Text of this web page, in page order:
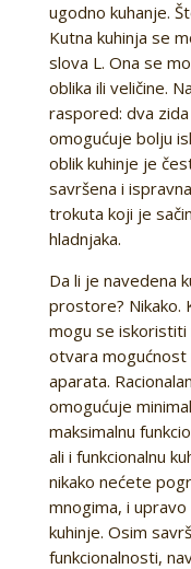
ugodno kuhanje.
Kutna kuhinja se
slova L. Ona se
oblika ili veličine.
raspored: dva
omogućuje bolju
oblik kuhinje je
savršena i
trokuta koji je
hladnjaka.
Da li je navedena
prostore? Nikako.
mogu se
otvara mogućnost
aparata.
omogućuje
maksimalnu
ali i funkcionalnu
nikako nećete
mnogima, i
kuhinje. Osim
funkcionalnosti,